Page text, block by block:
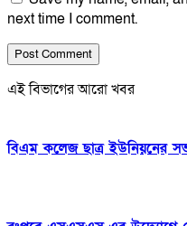
next time I comment.
এই বিভাগের আরো খবর
বিএম কলেজ ছাত্র ইউনিয়নের